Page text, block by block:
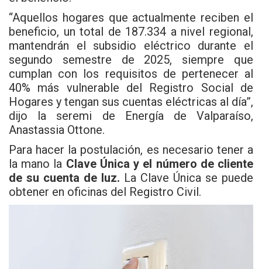
“Aquellos hogares que actualmente reciben el
beneficio, un total de 187.334 a nivel regional,
mantendrán el subsidio eléctrico durante el
segundo semestre de 2025, siempre que
cumplan con los requisitos de pertenecer al
40% más vulnerable del Registro Social de
Hogares y tengan sus cuentas eléctricas al día”,
dijo la seremi de Energía de Valparaíso,
Anastassia Ottone.
Para hacer la postulación, es necesario tener a
la mano la Clave Única y el número de cliente
de su cuenta de luz. La Clave Única se puede
obtener en oficinas del Registro Civil.